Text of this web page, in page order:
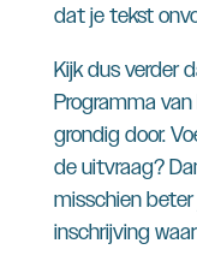
dat je tekst
Kijk dus verder
Programma
grondig door.
de uitvraag?
misschien
inschrijving